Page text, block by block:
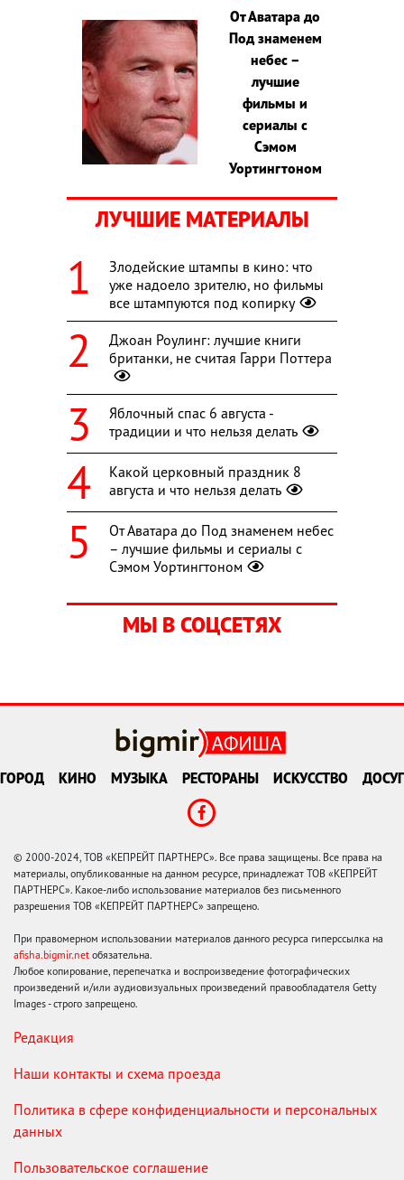
От Аватара до
Под знаменем
небес –
лучшие
фильмы и
сериалы с
Сэмом
Уортингтоном
ЛУЧШИЕ МАТЕРИАЛЫ
Злодейские штампы в кино: что
уже надоело зрителю, но фильмы
все штампуются под копирку
Джоан Роулинг: лучшие книги
британки, не считая Гарри Поттера
Яблочный спас 6 августа -
традиции и что нельзя делать
Какой церковный праздник 8
августа и что нельзя делать
От Аватара до Под знаменем небес
– лучшие фильмы и сериалы с
Сэмом Уортингтоном
МЫ В СОЦСЕТЯХ
ГОРОД КИНО МУЗЫКА РЕСТОРАНЫ ИСКУССТВО ДОСУГ
© 2000-2024, ТОВ «КЕПРЕЙТ ПАРТНЕРС». Все права защищены. Все права на
материалы, опубликованные на данном ресурсе, принадлежат ТОВ «КЕПРЕЙТ
ПАРТНЕРС». Какое-либо использование материалов без письменного
разрешения ТОВ «КЕПРЕЙТ ПАРТНЕРС» запрещено.
При правомерном использовании материалов данного ресурса гиперссылка на
afisha.bigmir.net обязательна.
Любое копирование, перепечатка и воспроизведение фотографических
произведений и/или аудиовизуальных произведений правообладателя Getty
Images - строго запрещено.
Редакция
Наши контакты и схема проезда
Политика в сфере конфиденциальности и персональных
данных
Пользовательское соглашение